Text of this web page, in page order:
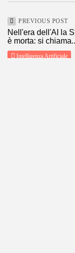
PREVIOUS POST
Nell'era dell'AI la
è morta: si
Intelligenza Artificiale